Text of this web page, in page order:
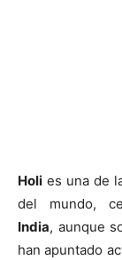
Holi es una de
del mundo,
India, aunque
han apuntado